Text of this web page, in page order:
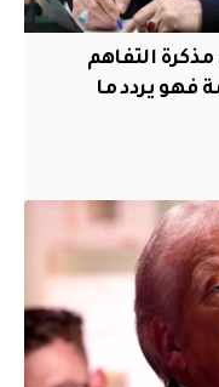
التفاهم
فهو يردد ما